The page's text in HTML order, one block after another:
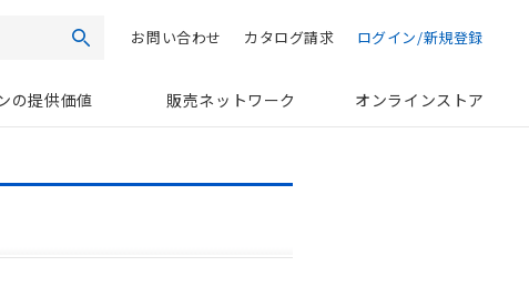
検索お問い合わせ カタログ請求 ログイン/新規登録
の提供価値 販売ネットワーク オンラインストア